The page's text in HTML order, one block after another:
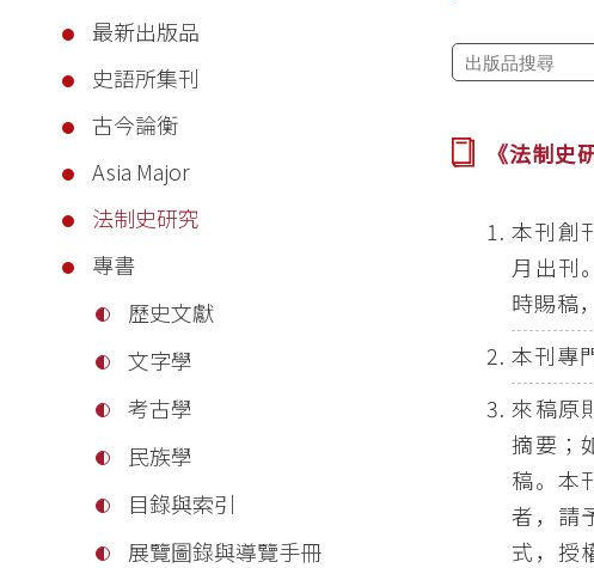
最新出版品
史語所集刊
古今論衡
Asia Major
法制史研究
專書
歷史文獻
文字學
考古學
民族學
目錄與索引
展覽圖錄與導覽手冊
《法制史
本刊創
月出刊
時賜稿
本刊專
來稿原
摘要；
稿。本
者，請
式，授